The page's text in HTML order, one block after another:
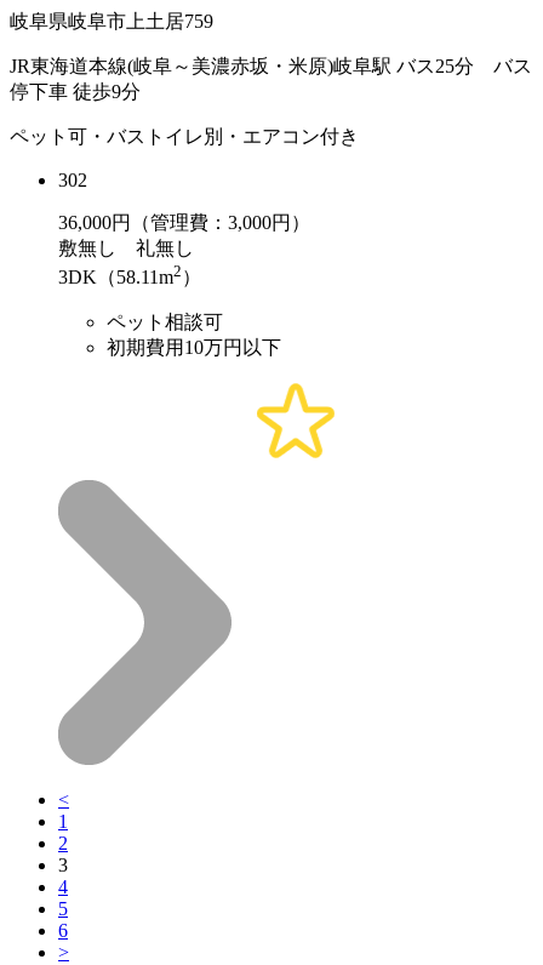
岐阜県岐阜市上土居759
JR東海道本線(岐阜～美濃赤坂・米原)岐阜駅 バス25分 バス
停下車 徒歩9分
ペット可・バストイレ別・エアコン付き
302
36,000円（管理費：3,000円）
敷無し 礼無し
3DK（58.11m2 ）
ペット相談可
初期費用10万円以下
<
1
2
3
4
5
6
>